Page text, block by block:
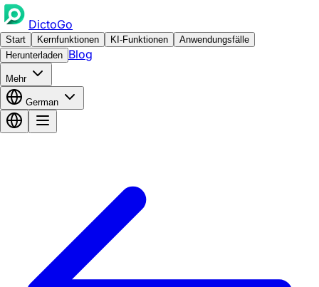
DictoGo
Start Kernfunktionen KI-Funktionen
Anwendungsfälle
Herunterladen Blog
Mehr
German